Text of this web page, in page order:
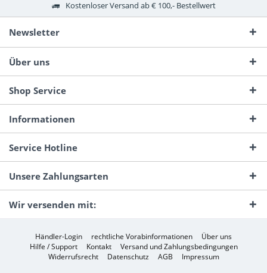
Kostenloser Versand ab € 100,- Bestellwert
Newsletter
Über uns
Shop Service
Informationen
Service Hotline
Unsere Zahlungsarten
Wir versenden mit:
Händler-Login rechtliche Vorabinformationen
Über uns
Hilfe / Support
Kontakt
Versand und Zahlungsbedingungen
Widerrufsrecht
Datenschutz AGB Impressum